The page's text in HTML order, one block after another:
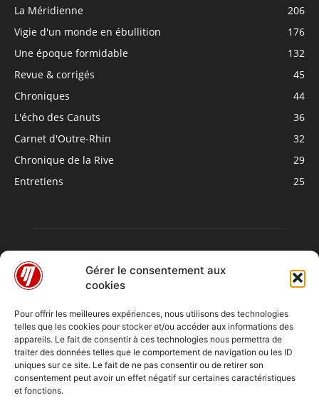
Gérer le consentement aux
cookies
Pour offrir les meilleures expériences, nous utilisons des technologies
telles que les cookies pour stocker et/ou accéder aux informations des
appareils. Le fait de consentir à ces technologies nous permettra de
traiter des données telles que le comportement de navigation ou les ID
uniques sur ce site. Le fait de ne pas consentir ou de retirer son
consentement peut avoir un effet négatif sur certaines caractéristiques
et fonctions.
La Méridienne
206
Vigie d'un monde en ébullition
176
Une époque formidable
132
Revue & corrigés
45
Chroniques
44
L'écho des Canuts
36
Carnet d'Outre-Rhin
32
Chronique de la Rive
29
Entretiens
25
À PROPOS